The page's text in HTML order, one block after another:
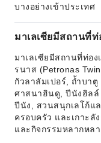
บางอย่างเข้าประเทศ
มาเลเซียมีสถานที่ท่
มาเลเซียมีสถานที่ท่อ
รนาส (Petronas
กัวลาลัมเปอร์, ถ้ำบา
ศาสนาฮินดู, ปีนังฮิลล์
ปีนัง, สวนสนุกเลโก้แ
ครอบครัว และเกาะลั
และกิจกรรมหลากหลา